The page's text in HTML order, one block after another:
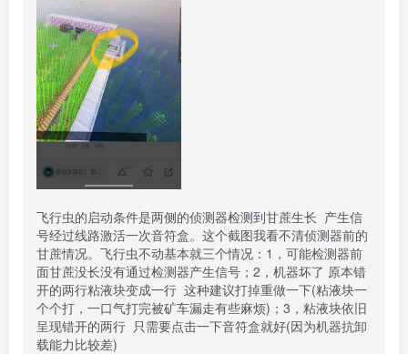
飞行虫的启动条件是两侧的侦测器检测到甘蔗生长  产生信
号经过线路激活一次音符盒。这个截图我看不清侦测器前的
甘蔗情况。飞行虫不动基本就三个情况：1，可能检测器前
面甘蔗没长没有通过检测器产生信号；2，机器坏了 原本错
开的两行粘液块变成一行  这种建议打掉重做一下(粘液块一
个个打，一口气打完被矿车漏走有些麻烦)；3，粘液块依旧
呈现错开的两行  只需要点击一下音符盒就好(因为机器抗卸
载能力比较差)